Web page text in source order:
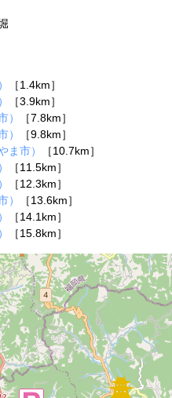
［1.4km］
［3.9km］
）
［7.8km］
）
［9.8km］
ま市）
［10.7km］
［11.5km］
［12.3km］
）
［13.6km］
［14.1km］
［15.8km］